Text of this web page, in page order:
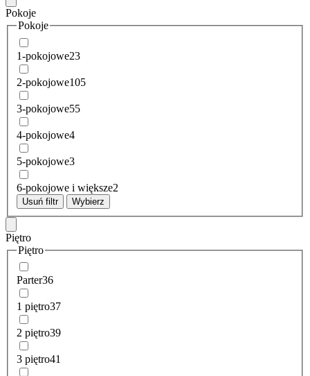
Pokoje
Pokoje
1-pokojowe23
2-pokojowe105
3-pokojowe55
4-pokojowe4
5-pokojowe3
6-pokojowe i większe2
Usuń filtr Wybierz
Piętro
Piętro
Parter36
1 piętro37
2 piętro39
3 piętro41